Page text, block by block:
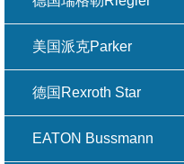
美国派克Parker
德国Rexroth Star
EATON Bussmann